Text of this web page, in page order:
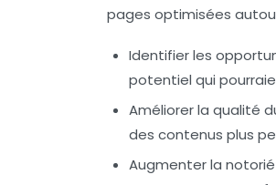
pages optimisées
Identifier les
potentiel qui
Améliorer la qualité
des contenus plus
Augmenter la